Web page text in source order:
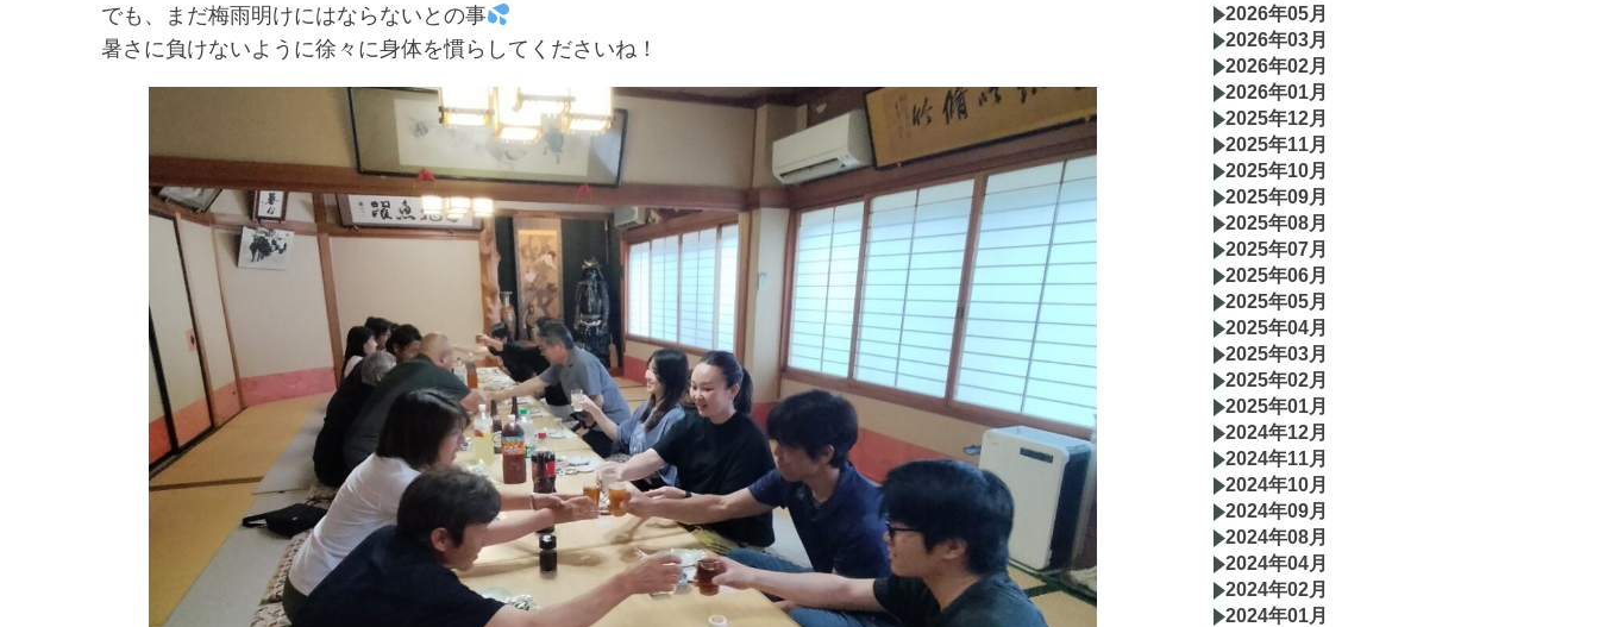
でも、まだ梅雨明けにはならないとの事
暑さに負けないように徐々に身体を慣らしてくださいね！
2026年05月
2026年03月
2026年02月
2026年01月
2025年12月
2025年11月
2025年10月
2025年09月
2025年08月
2025年07月
2025年06月
2025年05月
2025年04月
2025年03月
2025年02月
2025年01月
2024年12月
2024年11月
2024年10月
2024年09月
2024年08月
2024年04月
2024年02月
2024年01月